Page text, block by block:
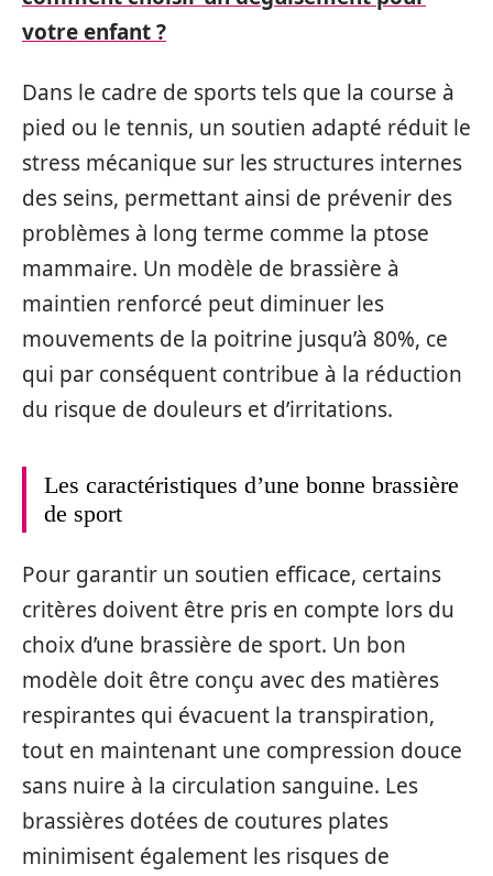
votre enfant ?
Dans le cadre de sports tels que la course à
pied ou le tennis, un soutien adapté réduit le
stress mécanique sur les structures internes
des seins, permettant ainsi de prévenir des
problèmes à long terme comme la ptose
mammaire. Un modèle de brassière à
maintien renforcé peut diminuer les
mouvements de la poitrine jusqu’à 80%, ce
qui par conséquent contribue à la réduction
du risque de douleurs et d’irritations.
Les caractéristiques d’une bonne brassière
de sport
Pour garantir un soutien efficace, certains
critères doivent être pris en compte lors du
choix d’une brassière de sport. Un bon
modèle doit être conçu avec des matières
respirantes qui évacuent la transpiration,
tout en maintenant une compression douce
sans nuire à la circulation sanguine. Les
brassières dotées de coutures plates
minimisent également les risques de